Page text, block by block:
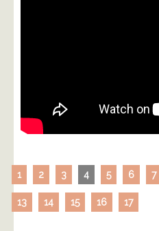
1 2 3 4 5 6 7
13 14 15 16 17